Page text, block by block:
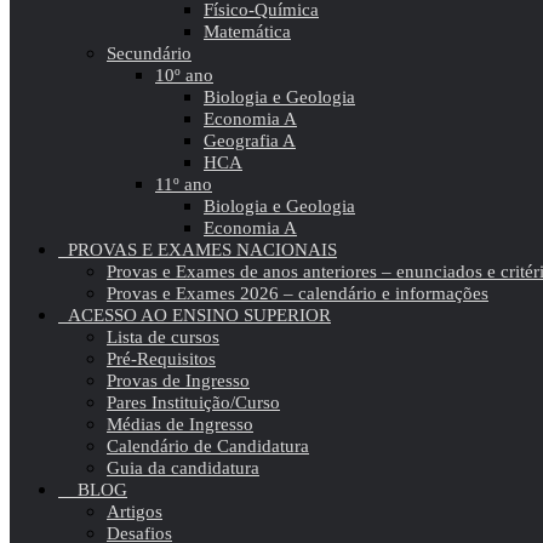
Físico-Química
Matemática
Secundário
10º ano
Biologia e Geologia
Economia A
Geografia A
HCA
11º ano
Biologia e Geologia
Economia A
PROVAS E EXAMES NACIONAIS
Provas e Exames de anos anteriores – enunciados e
Provas e Exames 2026 – calendário e informações
ACESSO AO ENSINO SUPERIOR
Lista de cursos
Pré-Requisitos
Provas de Ingresso
Pares Instituição/Curso
Médias de Ingresso
Calendário de Candidatura
Guia da candidatura
BLOG
Artigos
Desafios